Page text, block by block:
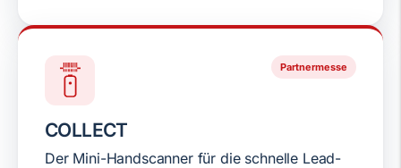
Partnermesse
COLLECT
Der Mini-Handscanner für die schnelle Lead-